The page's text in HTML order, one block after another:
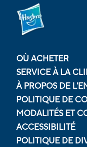
OÙ ACHETER
SERVICE À LA
À PROPOS DE
POLITIQUE DE
MODALITÉS ET
ACCESSIBILITÉ
POLITIQUE DE